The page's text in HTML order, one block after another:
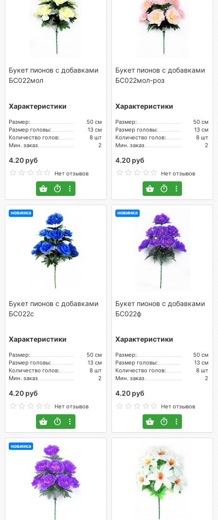
Букет пионов с добавками
БС022мол
Характеристики
Размер:
50 см
Размер головы:
13 см
Количество голов:
8 шт
Мин. заказ
2
4.20 руб
Нет отзывов
Букет пионов с добавками
БС022мол-роз
Характеристики
Размер:
50 см
Размер головы:
13 см
Количество голов:
8 шт
Мин. заказ
2
4.20 руб
Нет отзывов
новинка
Букет пионов с добавками
БС022с
Характеристики
Размер:
50 см
Размер головы:
13 см
Количество голов:
8 шт
Мин. заказ
2
4.20 руб
Нет отзывов
новинка
Букет пионов с добавками
БС022ф
Характеристики
Размер:
50 см
Размер головы:
13 см
Количество голов:
8 шт
Мин. заказ
2
4.20 руб
Нет отзывов
новинка